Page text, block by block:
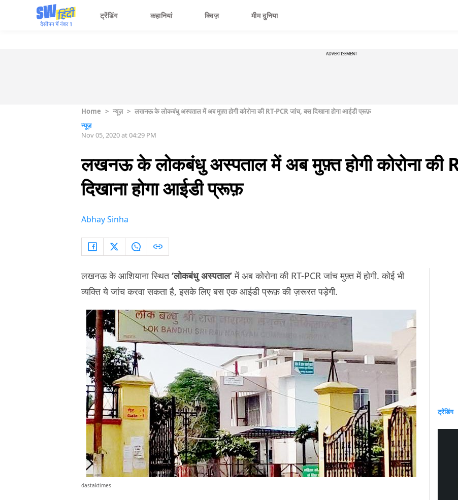
ट्रेंडिंग कहानियां क्विज़ मीम दुनिया
ADVERTISEMENT
Home > न्यूज़ > लखनऊ के लोकबंधु अस्पताल में अब मुफ़्त होगी कोरोना की RT-PCR जांच, बस दिखाना होगा आईडी प्रूफ़
न्यूज़
Nov 05, 2020 at 04:29 PM
लखनऊ के लोकबंधु अस्पताल में अब मुफ़्त होगी कोरोना की
दिखाना होगा आईडी प्रूफ़
Abhay Sinha
लखनऊ के आशियाना स्थित‘लोकबंधु अस्पताल’में अब कोरोना की RT-PCR जांच मुफ़्त में होगी. कोई भी
व्यक्ति ये जांच करवा सकता है, इसके लिए बस एक आईडी प्रूफ़ की ज़रूरत पड़ेगी.
dastaktimes
ट्रेंडिंग